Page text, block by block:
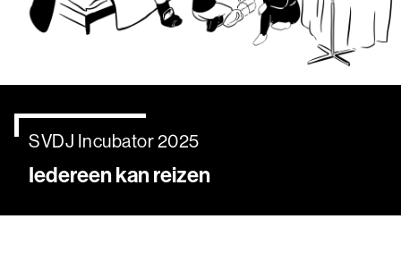
Iedereen kan reizen
SVDJ Incubator 2025